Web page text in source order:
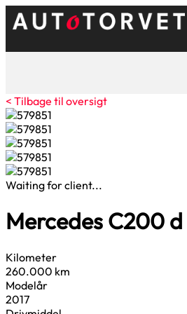
< Tilbage til oversigt
Waiting for client...
Mercedes C200 d
Kilometer
260.000 km
Modelår
2017